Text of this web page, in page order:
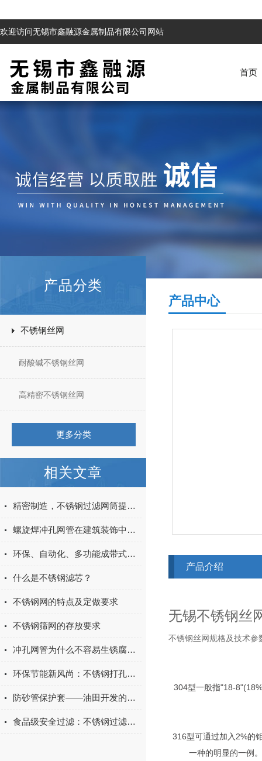
欢迎访问无锡市鑫融源金属制品有限公司网站
首页
产品分类
不锈钢丝网
耐酸碱不锈钢丝网
高精密不锈钢丝网
更多分类
相关文章
精密制造，不锈钢过滤网筒提升过滤品质
螺旋焊冲孔网管在建筑装饰中的应用及其优势
环保、自动化、多功能成带式压滤机主旋律
什么是不锈钢滤芯？
不锈钢网的特点及定做要求
不锈钢筛网的存放要求
冲孔网管为什么不容易生锈腐蚀呢？
环保节能新风尚：不锈钢打孔管，绿色通风解决方案的选择
防砂管保护套——油田开发的重要组成部分
食品级安全过滤：不锈钢过滤网筒，守护食品安全每一环！
产品中心
产品介绍
无锡不锈钢丝
不锈钢丝网规格及技术参
304型一般指"18-
316型可通过加入2%的
一种的明显的一例